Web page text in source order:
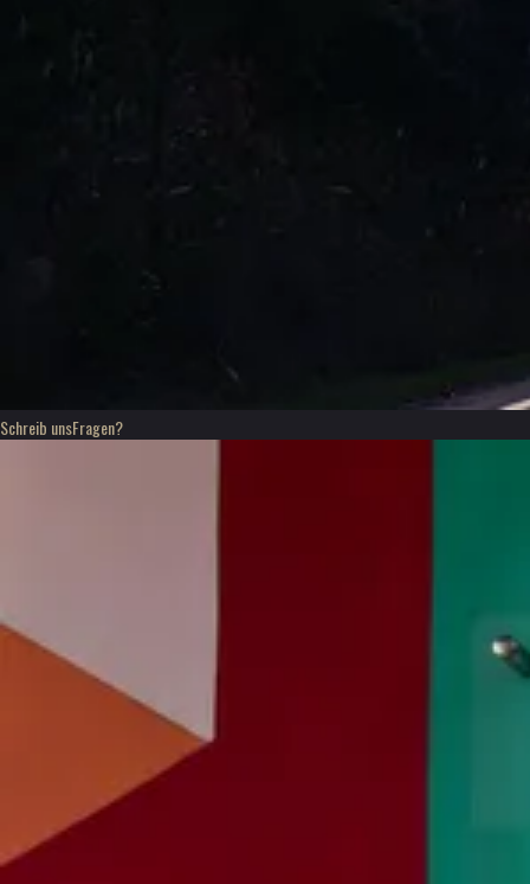
Schreib unsFragen?